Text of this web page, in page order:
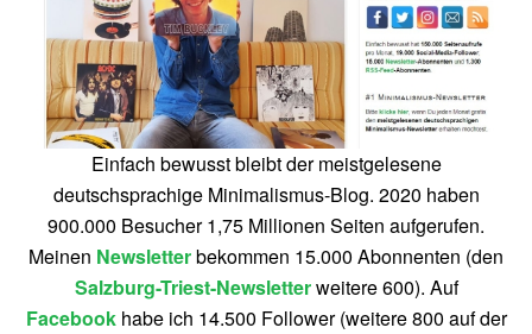
Einfach bewusst bleibt der meistgelesene
deutschsprachige Minimalismus-Blog. 2020 haben
900.000 Besucher 1,75 Millionen Seiten aufgerufen.
Meinen Newsletterbekommen 15.000 Abonnenten (den
Salzburg-Triest-Newsletterweitere 600). Auf
Facebookhabe ich 14.500 Follower (weitere 800 auf der